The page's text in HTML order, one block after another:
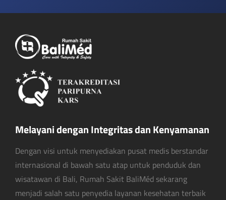
Melayani dengan Integritas dan Kenyamanan
Dengan visi untuk menyediakan pusat medis berstandar
internasional di bawah satu atap untuk penduduk dan
wisatawan di Bali, Rumah Sakit BaliMéd sekarang
menjadi salah satu penyedia layanan kesehatan terbaik